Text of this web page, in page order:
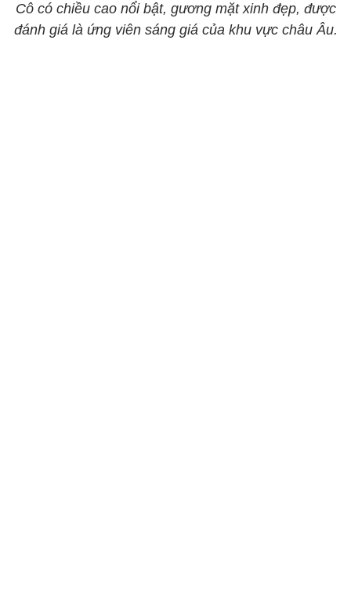
Cô có chiều cao nổi bật, gương mặt xinh đẹp, được
đánh giá là ứng viên sáng giá của khu vực châu Âu.